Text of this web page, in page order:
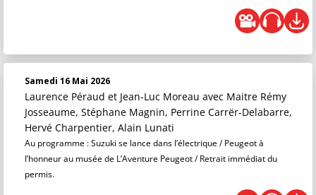
Samedi 16 Mai 2026
Laurence Péraud et Jean-Luc Moreau avec Maitre Rémy
Josseaume, Stéphane Magnin, Perrine Carrër-Delabarre,
Hervé Charpentier, Alain Lunati
Au programme : Suzuki se lance dans l’électrique / Peugeot à
l’honneur au musée de L’Aventure Peugeot / Retrait immédiat du
permis.